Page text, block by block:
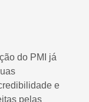
do PMI já
e
pelas